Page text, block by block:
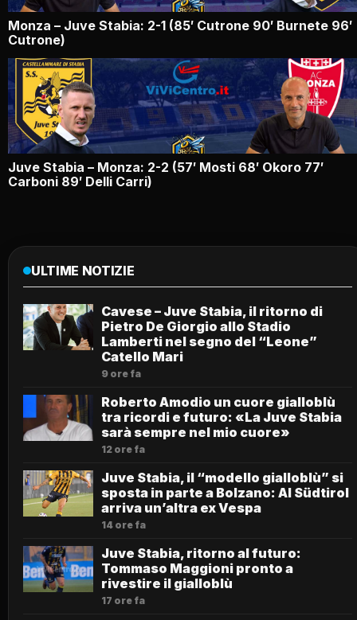
Monza – Juve Stabia: 2-1 (85′ Cutrone 90′ Burnete 96′
Cutrone)
Juve Stabia – Monza: 2-2 (57′ Mosti 68′ Okoro 77′
Carboni 89′ Delli Carri)
ULTIME NOTIZIE
Cavese – Juve Stabia, il ritorno di
Pietro De Giorgio allo Stadio
Lamberti nel segno del “Leone”
Catello Mari
9 ore fa
Roberto Amodio un cuore gialloblù
tra ricordi e futuro: «La Juve Stabia
sarà sempre nel mio cuore»
12 ore fa
Juve Stabia, il “modello gialloblù” si
sposta in parte a Bolzano: Al Südtirol
arriva un’altra ex Vespa
14 ore fa
Juve Stabia, ritorno al futuro:
Tommaso Maggioni pronto a
rivestire il gialloblù
17 ore fa